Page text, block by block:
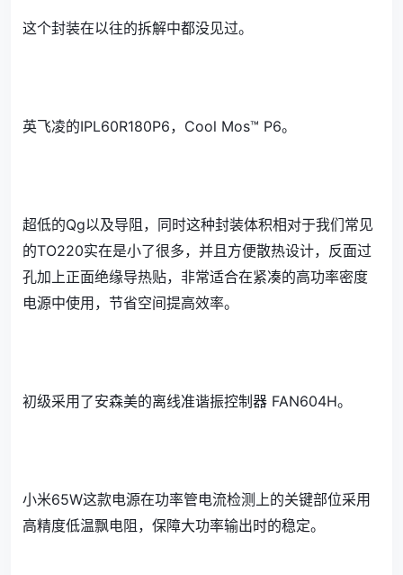
这个封装在以往的拆解中都没见过。
英飞凌的IPL60R180P6，Cool Mos™ P6。
超低的Qg以及导阻，同时这种封装体积相对于我们常见
的TO220实在是小了很多，并且方便散热设计，反面过
孔加上正面绝缘导热贴，非常适合在紧凑的高功率密度
电源中使用，节省空间提高效率。
初级采用了安森美的离线准谐振控制器 FAN604H。
小米65W这款电源在功率管电流检测上的关键部位采用
高精度低温飘电阻，保障大功率输出时的稳定。